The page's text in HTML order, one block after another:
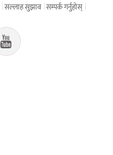
सल्लाह सुझाव सम्पर्क गर्नुहोस्